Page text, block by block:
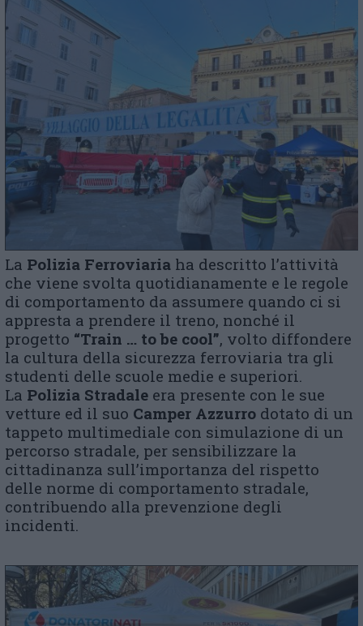
La Polizia Ferroviaria ha descritto l’attività
che viene svolta quotidianamente e le regole
di comportamento da assumere quando ci si
appresta a prendere il treno, nonché il
progetto “Train … to be cool”, volto diffondere
la cultura della sicurezza ferroviaria tra gli
studenti delle scuole medie e superiori.
La Polizia Stradale era presente con le sue
vetture ed il suo Camper Azzurro dotato di un
tappeto multimediale con simulazione di un
percorso stradale, per sensibilizzare la
cittadinanza sull’importanza del rispetto
delle norme di comportamento stradale,
contribuendo alla prevenzione degli
incidenti.